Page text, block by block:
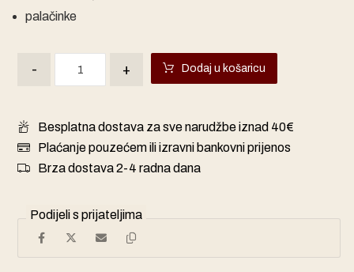
palačinke
- + Dodaj u košaricu
Besplatna dostava za sve narudžbe iznad 40€
Plaćanje pouzećem ili izravni bankovni prijenos
Brza dostava 2-4 radna dana